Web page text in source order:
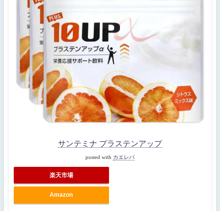
サンテミナ プラステンアップ
posted with カエレバ
楽天市場
Amazon